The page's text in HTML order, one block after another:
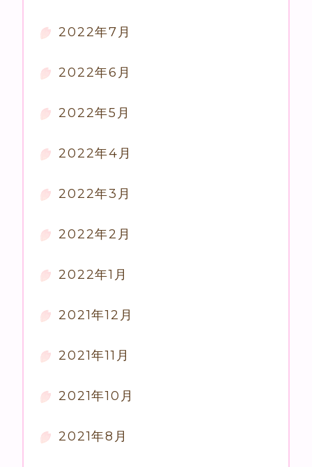
2022年7月
2022年6月
2022年5月
2022年4月
2022年3月
2022年2月
2022年1月
2021年12月
2021年11月
2021年10月
2021年8月